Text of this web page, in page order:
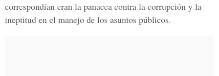
correspondían eran la panacea contra la corrupción y la
ineptitud en el manejo de los asuntos públicos.